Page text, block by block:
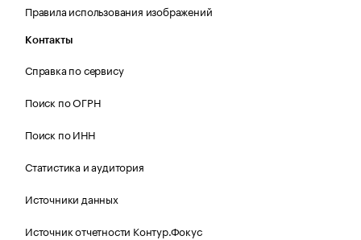
Правила использования изображений
Контакты
Справка по сервису
Поиск по ОГРН
Поиск по ИНН
Статистика и аудитория
Источники данных
Источник отчетности Контур.Фокус